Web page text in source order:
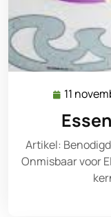
11
Artikel:
Onmisbaar voor